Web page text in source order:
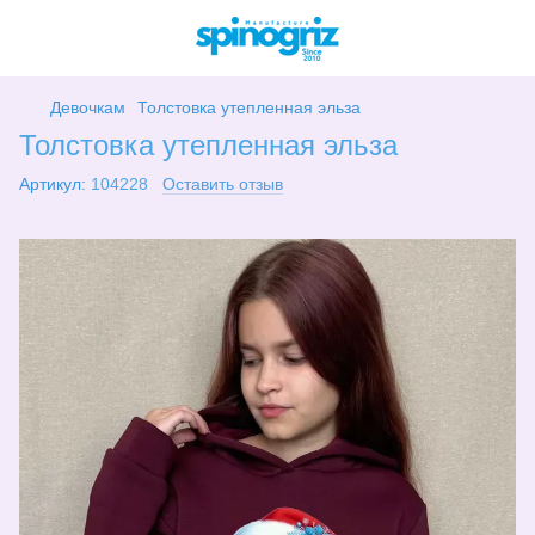
Девочкам Толстовка утепленная эльза
Толстовка утепленная эльза
Артикул: 104228 Оставить отзыв